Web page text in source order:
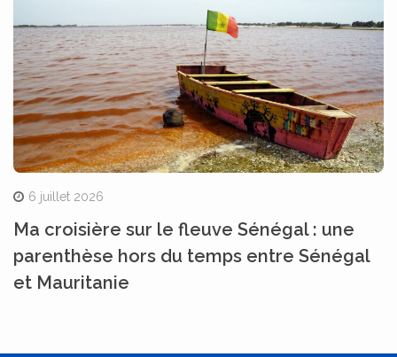
6 juillet 2026
Ma croisière sur le fleuve Sénégal : une
parenthèse hors du temps entre Sénégal
et Mauritanie